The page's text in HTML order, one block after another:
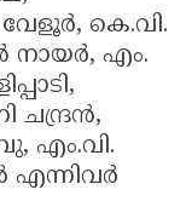
കെ.വി.
നായർ, എം.
ചന്ദ്രൻ,
എം.വി.
എന്നിവർ